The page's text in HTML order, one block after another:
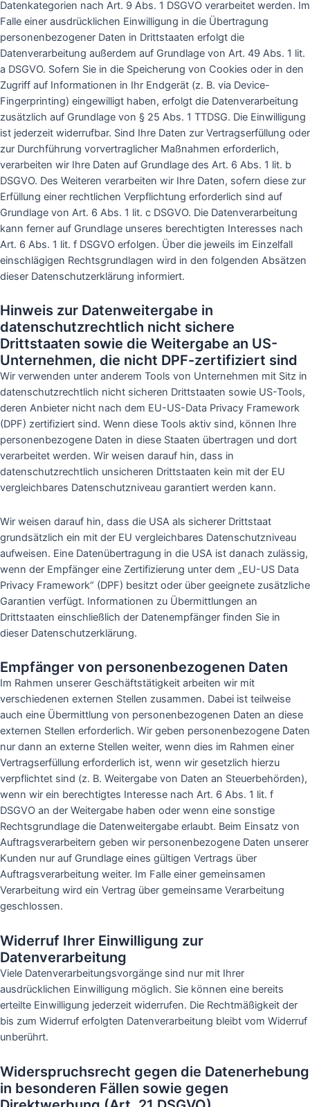
Datenkategorien nach Art. 9 Abs. 1 DSGVO verarbeitet werden. Im
Falle einer ausdrücklichen Einwilligung in die Übertragung
personenbezogener Daten in Drittstaaten erfolgt die
Datenverarbeitung außerdem auf Grundlage von Art. 49 Abs. 1 lit.
a DSGVO. Sofern Sie in die Speicherung von Cookies oder in den
Zugriff auf Informationen in Ihr Endgerät (z. B. via Device-
Fingerprinting) eingewilligt haben, erfolgt die Datenverarbeitung
zusätzlich auf Grundlage von § 25 Abs. 1 TTDSG. Die Einwilligung
ist jederzeit widerrufbar. Sind Ihre Daten zur Vertragserfüllung oder
zur Durchführung vorvertraglicher Maßnahmen erforderlich,
verarbeiten wir Ihre Daten auf Grundlage des Art. 6 Abs. 1 lit. b
DSGVO. Des Weiteren verarbeiten wir Ihre Daten, sofern diese zur
Erfüllung einer rechtlichen Verpflichtung erforderlich sind auf
Grundlage von Art. 6 Abs. 1 lit. c DSGVO. Die Datenverarbeitung
kann ferner auf Grundlage unseres berechtigten Interesses nach
Art. 6 Abs. 1 lit. f DSGVO erfolgen. Über die jeweils im Einzelfall
einschlägigen Rechtsgrundlagen wird in den folgenden Absätzen
dieser Datenschutzerklärung informiert.
Hinweis zur Datenweitergabe in
datenschutzrechtlich nicht sichere
Drittstaaten sowie die Weitergabe an US-
Unternehmen, die nicht DPF-zertifiziert sind
Wir verwenden unter anderem Tools von Unternehmen mit Sitz in
datenschutzrechtlich nicht sicheren Drittstaaten sowie US-Tools,
deren Anbieter nicht nach dem EU-US-Data Privacy Framework
(DPF) zertifiziert sind. Wenn diese Tools aktiv sind, können Ihre
personenbezogene Daten in diese Staaten übertragen und dort
verarbeitet werden. Wir weisen darauf hin, dass in
datenschutzrechtlich unsicheren Drittstaaten kein mit der EU
vergleichbares Datenschutzniveau garantiert werden kann.
Wir weisen darauf hin, dass die USA als sicherer Drittstaat
grundsätzlich ein mit der EU vergleichbares Datenschutzniveau
aufweisen. Eine Datenübertragung in die USA ist danach zulässig,
wenn der Empfänger eine Zertifizierung unter dem „EU-US Data
Privacy Framework“ (DPF) besitzt oder über geeignete zusätzliche
Garantien verfügt. Informationen zu Übermittlungen an
Drittstaaten einschließlich der Datenempfänger finden Sie in
dieser Datenschutzerklärung.
Empfänger von personenbezogenen Daten
Im Rahmen unserer Geschäftstätigkeit arbeiten wir mit
verschiedenen externen Stellen zusammen. Dabei ist teilweise
auch eine Übermittlung von personenbezogenen Daten an diese
externen Stellen erforderlich. Wir geben personenbezogene Daten
nur dann an externe Stellen weiter, wenn dies im Rahmen einer
Vertragserfüllung erforderlich ist, wenn wir gesetzlich hierzu
verpflichtet sind (z. B. Weitergabe von Daten an Steuerbehörden),
wenn wir ein berechtigtes Interesse nach Art. 6 Abs. 1 lit. f
DSGVO an der Weitergabe haben oder wenn eine sonstige
Rechtsgrundlage die Datenweitergabe erlaubt. Beim Einsatz von
Auftragsverarbeitern geben wir personenbezogene Daten unserer
Kunden nur auf Grundlage eines gültigen Vertrags über
Auftragsverarbeitung weiter. Im Falle einer gemeinsamen
Verarbeitung wird ein Vertrag über gemeinsame Verarbeitung
geschlossen.
Widerruf Ihrer Einwilligung zur
Datenverarbeitung
Viele Datenverarbeitungsvorgänge sind nur mit Ihrer
ausdrücklichen Einwilligung möglich. Sie können eine bereits
erteilte Einwilligung jederzeit widerrufen. Die Rechtmäßigkeit der
bis zum Widerruf erfolgten Datenverarbeitung bleibt vom Widerruf
unberührt.
Widerspruchsrecht gegen die Datenerhebung
in besonderen Fällen sowie gegen